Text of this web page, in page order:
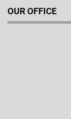
OUR OFFICE